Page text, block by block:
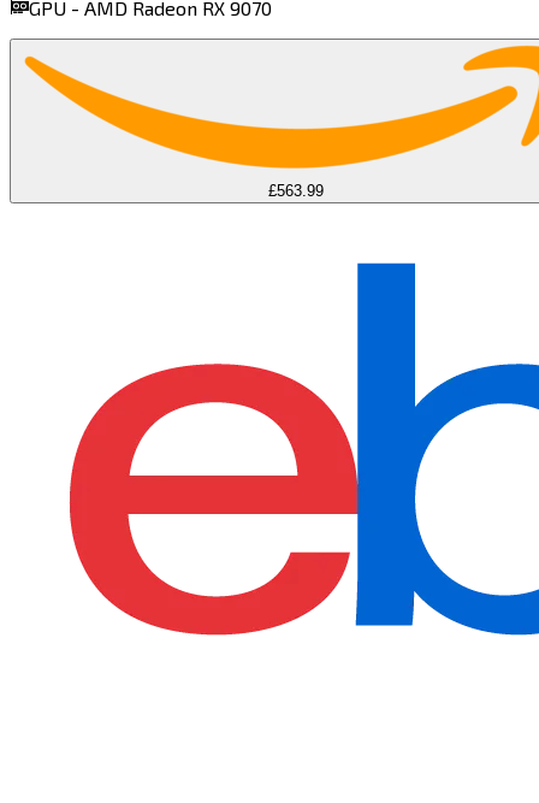
find more oncpus.gg
GPU - AMD Radeon RX 9070​​​​‌ ‍ ​‍​‍‌‍ ‌ ​‍‌‍‍‌‌‍‌ ‌‍‍‌‌‍ ‍​‍​‍​ ‍‍​‍​‍‌ ​ ‌‍​‌‌‍ ‍‌‍‍‌‌ ‌​‌ ‍‌​‍ ‍‌‍‍‌‌‍ ​‍​‍​‍ ​​‍​‍‌‍‍​‌ ​‍‌‍‌‌‌‍‌‍​‍​‍​ ‍‍​‍​‍​‍ ‌‍​‌‌‍‌​‌‍ ‌‌‍‍‌‌‍ ‍​‍ ‌‍‍‌‌‍ ‍‌ ‌​‌‍‌‌‌‍ ‍‌ ‌​​‍ ‌‍‌‌‌‍‌​‌‍‍‌‌ ‌​​‍ ‌‍ ‌‌‍ ‌‍‌​‌‍‌‌​ ‌‌ ​​‌ ​‍‌‍‌‌‌ ​ ‌‍‌‌‌‍ ‍‌ ‌​‌‍​‌‌ ‌​‌‍‍‌‌‍ ‌‍ ‍​ ‍ ‌‍‍‌‌‍‌​​ ‌​ ‌​​ ‌‍​ ‍‌‌‍‌​​ ​‌​ ‍​​ ​‍‌‍‌‌​‍ ‌​ ‌​​ ​‌‌‍‌‌​ ​ ​‍ ‌​ ‌​​ ‌ ​ ‍​​ ​‌​‍ ‌​ ‍​‌‍‌​​ ‍​​ ‌‌​‍ ‌​ ‌​‌‍​ ​ ​‌​ ​​​ ‌ ‌‍‌‍‌‍‌​‌‍​ ​ ​‌​ ‍‌​ ‍‌​ ‍‌​ ‍ ‌ ‌​‌ ‍‌‌ ​​‌‍‌‌​ ‌‌‍‌ ‌ ​​‌ ‌‌​ ‍ ‌ ​​‌‍​‌‌ ‌​‌‍‍​​ ‌‌‍ ‍‌‍​‌‌‍ ‌‌‍‌‌​ ‌‍​‍‌‍​‌‌ ​ ‌‍‌‌‌‌‌‌‌ ​‍‌‍ ​​ ‌​‍‌‌​ ​‍‌​‌‍‌‍​‌‌‍‌​‌‍ ‌‌‍‍‌‌‍ ‍​‍‌‍‌‍‍‌‌‍‌​​ ‌​ ‌​​ ‌‍​ ‍‌‌‍‌​​ ​‌​ ‍​​ ​‍‌‍‌‌​‍ ‌​ ‌​​ ​‌‌‍‌‌​ ​ ​‍ ‌​ ‌​​ ‌ ​ ‍​​ ​‌​‍ ‌​ ‍​‌‍‌​​ ‍​​ ‌‌​‍ ‌​ ‌​‌‍​ ​ ​‌​ ​​​ ‌ ‌‍‌‍‌‍‌​‌‍​ ​ ​‌​ ‍‌​ ‍‌​ ‍‌​‍‌‍‌ ‌​‌ ‍‌‌ ​​‌‍‌‌​ ‌‌‍‌ ‌ ​​‌ ‌‌​‍‌‍‌ ​​‌‍​‌‌ ‌​‌‍‍​​ ‌‌‍ ‍‌‍​‌‌‍ ‌‌‍‌‌​‍‌‍‌ ​​‌‍‌‌‌ ​‍‌ ​ ‌ ​​‌‍‌‌‌‍​ ‌ ‌​‌‍‍‌‌ ‌‍‌‍‌‌​ ‌‌ ​​‌ ‌‌‌‍​‍‌‍ ​‌‍‍‌‌ ​ ‌‍‍​‌‍‌‌‌‍‌​​‍​‍‌ ‌
£563.99